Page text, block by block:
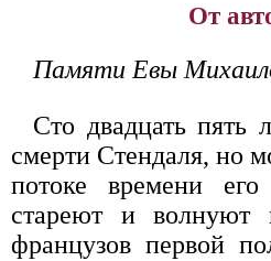
От
Памяти Евы
Сто двадцать пять
смерти Стендаля, но
потоке времени
стареют и волнуют
французов первой